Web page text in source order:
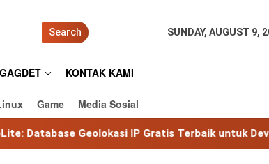
Search SUNDAY, AUGUST 9,
GAGDET KONTAK KAMI
Game Media Sosial
Geolokasi IP Gratis Terbaik untuk Developer &